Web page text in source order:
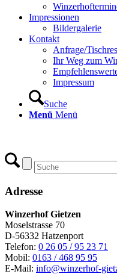
Impressionen
Bildergalerie
Kontakt
Anfrage/
Ihr Weg zum
Impressum
Suche
Menü Menü
Adresse
Winzerhof Gietzen
Moselstrasse 70
D-56332 Hatzenport
Telefon: 0 26 05 / 95 23 71
Mobil: 0163 / 468 95 95
E-Mail: info@winzerhof-